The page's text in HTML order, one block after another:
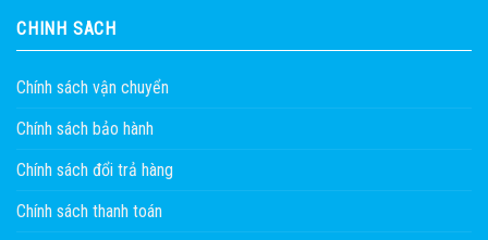
CHÍNH SÁCH
Chính sách vận chuyển
Chính sách bảo hành
Chính sách đổi trả hàng
Chính sách thanh toán